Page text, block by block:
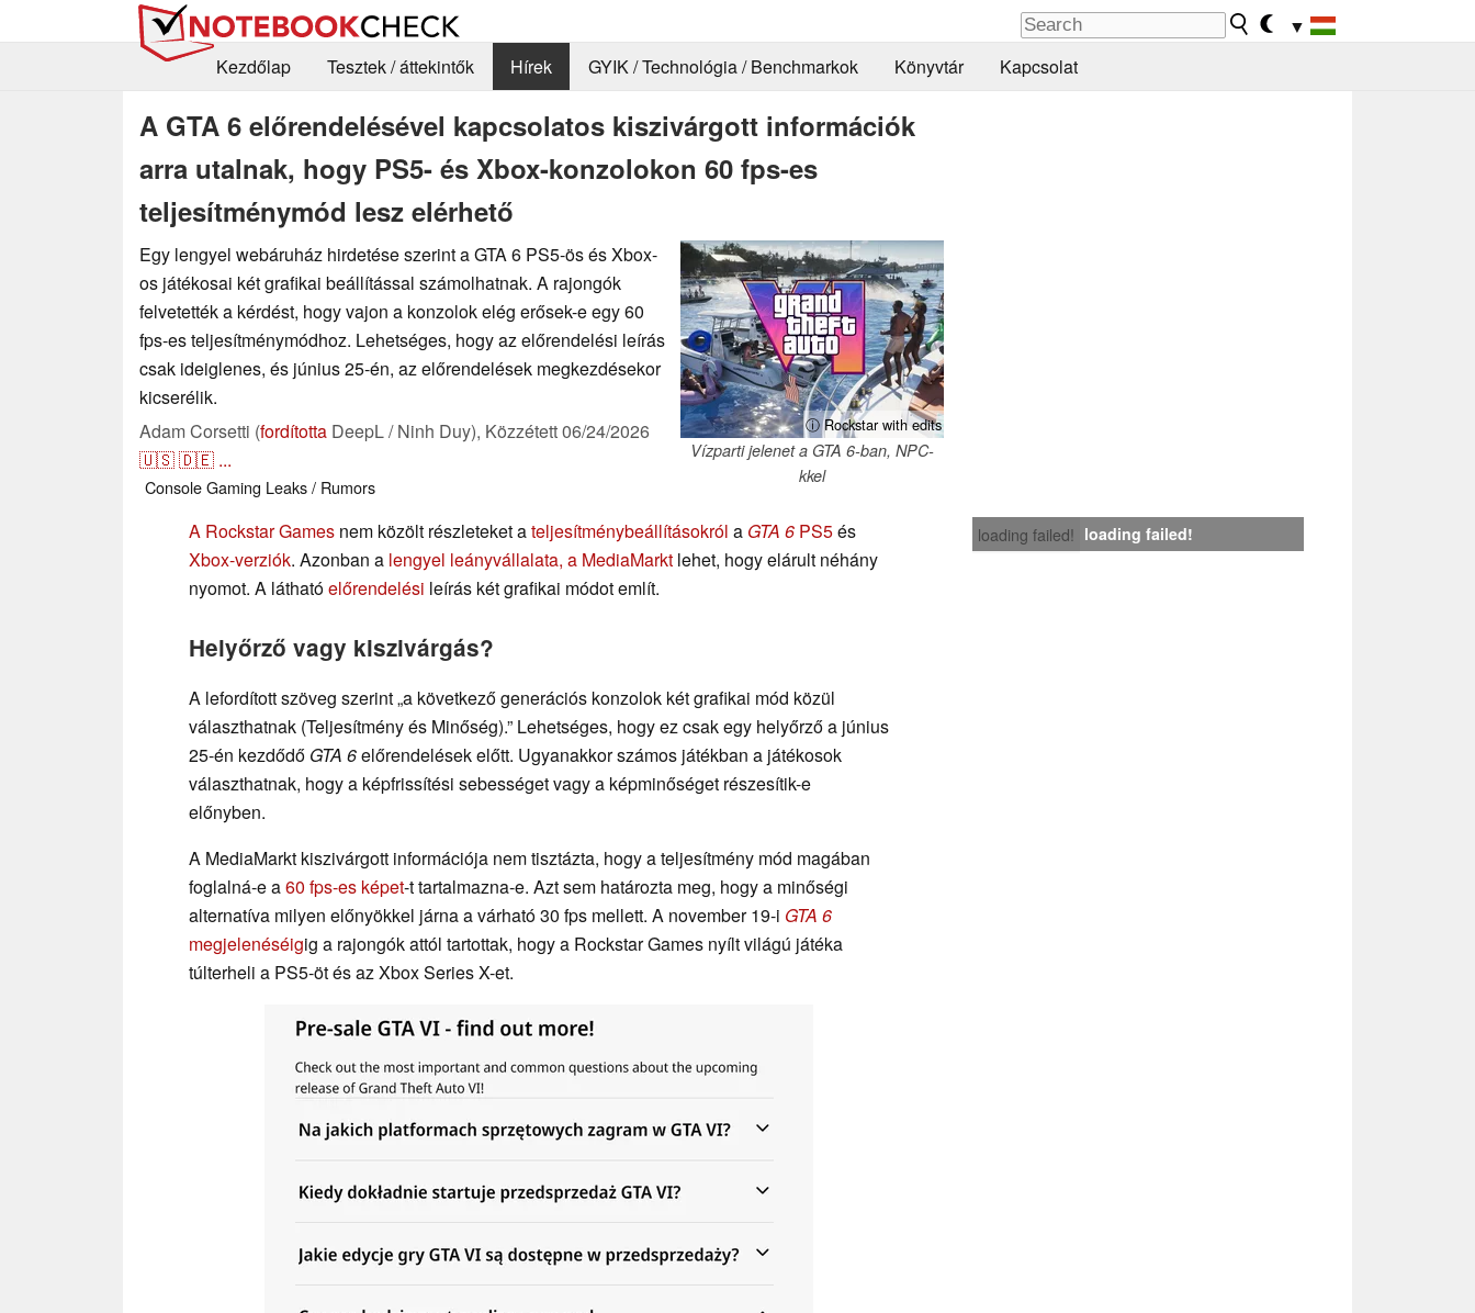
▼
Kezdőlap
Tesztek / áttekintők Hírek GYIK / Technológia / Benchmarkok Könyvtár Kapcsolat
A GTA 6 előrendelésével kapcsolatos kiszivárgott információk
arra utalnak, hogy PS5- és Xbox-konzolokon 60 fps-es
teljesítménymód lesz elérhető
ⓘ Rockstar with edits
Vízparti jelenet a GTA 6-ban, NPC-
kkel
Egy lengyel webáruház hirdetése szerint a GTA 6 PS5-ös és Xbox-
os játékosai két grafikai beállítással számolhatnak. A rajongók
felvetették a kérdést, hogy vajon a konzolok elég erősek-e egy 60
fps-es teljesítménymódhoz. Lehetséges, hogy az előrendelési leírás
csak ideiglenes, és június 25-én, az előrendelések megkezdésekor
kicserélik.
Adam Corsetti (fordította DeepL / Ninh Duy), Közzétett06/24/2026
🇺🇸🇩🇪 ...
ConsoleGaming Leaks / Rumors
loading failed! loading failed!
A Rockstar Games nem közölt részleteket ateljesítménybeállításokról a GTA 6 PS5és
Xbox-verziók. Azonban a lengyel leányvállalata, a MediaMarkt lehet, hogy elárult néhány
nyomot. A láthatóelőrendelési leírás két grafikai módot említ.
Helyőrző vagy kiszivárgás?
A lefordított szöveg szerint „a következő generációs konzolok két grafikai mód közül
választhatnak (Teljesítmény és Minőség).” Lehetséges, hogy ez csak egy helyőrző a június
25-én kezdődő GTA 6előrendelések előtt. Ugyanakkor számos játékban a játékosok
választhatnak, hogy a képfrissítési sebességet vagy a képminőséget részesítik-e
előnyben.
A MediaMarkt kiszivárgott információja nem tisztázta, hogy a teljesítmény mód magában
foglalná-e a60 fps-es képet-t tartalmazna-e. Azt sem határozta meg, hogy a minőségi
alternatíva milyen előnyökkel járna a várható 30 fps mellett. A november 19-i GTA 6
megjelenéséigig a rajongók attól tartottak, hogy a Rockstar Games nyílt világú játéka
túlterheli a PS5-öt és az Xbox Series X-et.